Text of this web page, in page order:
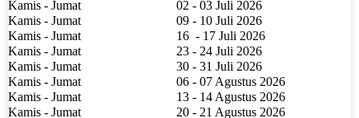
Kamis - Jumat
02 - 03 Juli 2026
Kamis - Jumat
09 - 10 Juli 2026
Kamis - Jumat
16 - 17 Juli 2026
Kamis - Jumat
23 - 24 Juli 2026
Kamis - Jumat
30 - 31 Juli 2026
Kamis - Jumat
06 - 07 Agustus 2026
Kamis - Jumat
13 - 14 Agustus 2026
Kamis - Jumat
20 - 21 Agustus 2026